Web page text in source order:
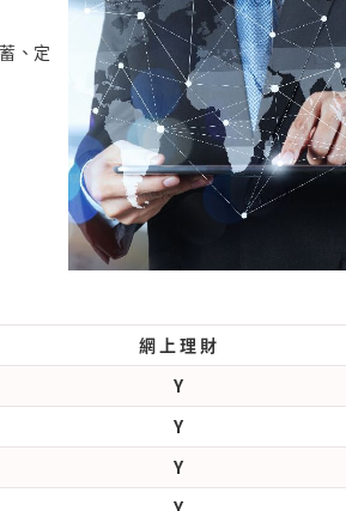
、定
網 上 理 財
Y
Y
Y